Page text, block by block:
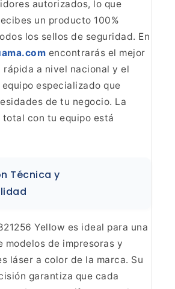
autorizados, lo que
un producto 100%
los sellos de seguridad. En
encontrarás el mejor
rápida a nivel nacional y el
equipo especializado que
de tu negocio. La
con tu equipo está
Técnica y
Yellow es ideal para una
modelos de impresoras y
láser a color de la marca. Su
garantiza que cada